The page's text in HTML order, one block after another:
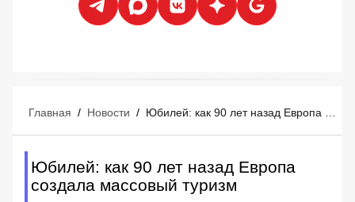
Главная / Новости /
Юбилей: как 90 лет назад Европа
создала массовый туризм